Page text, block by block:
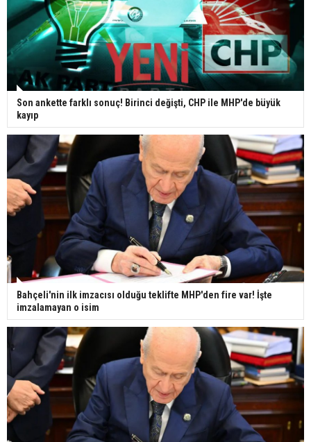
Son ankette farklı sonuç! Birinci değişti, CHP ile MHP'de büyük
kayıp
Bahçeli'nin ilk imzacısı olduğu teklifte MHP'den fire var! İşte
imzalamayan o isim